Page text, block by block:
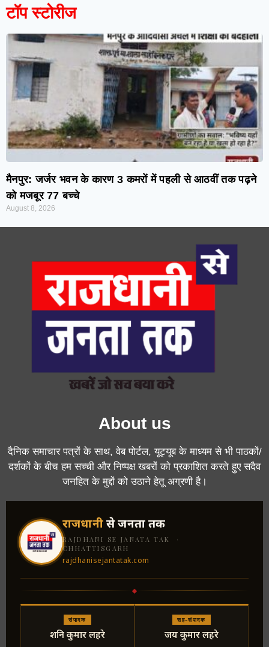
टॉप स्टोरीज
मैनपुर: जर्जर भवन के कारण 3 कमरों में पहली से आठवीं तक पढ़ने
को मजबूर 77 बच्चे
August 8, 2026
About us
दैनिक समाचार पत्रों के साथ, वेब पोर्टल, यूट्यूब के माध्यम से भी पाठकों/
दर्शकों के बीच हम सच्ची और निष्पक्ष खबरों को प्रकाशित करते हुए सदैव
जनहित के मुद्दों को उठाने हेतू अग्रणी है।
राजधानीसे जनता तक
RAJDHANI SE JANATA TAK ·
CHHATTISGARH
rajdhanisejantatak.com
संपादक
शनि कुमार लहरे
सह-संपादक
जय कुमार लहरे